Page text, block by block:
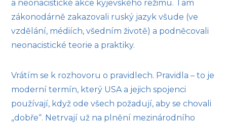
a neonacistické akce kyjevského režimu. Tam
zákonodárně zakazovali ruský jazyk všude (ve
vzdělání, médiích, všedním životě) a podněcovali
neonacistické teorie a praktiky.
Vrátím se k rozhovoru o pravidlech. Pravidla – to je
moderní termín, který USA a jejich spojenci
používají, když ode všech požadují, aby se chovali
„dobře“. Netrvají už na plnění mezinárodního